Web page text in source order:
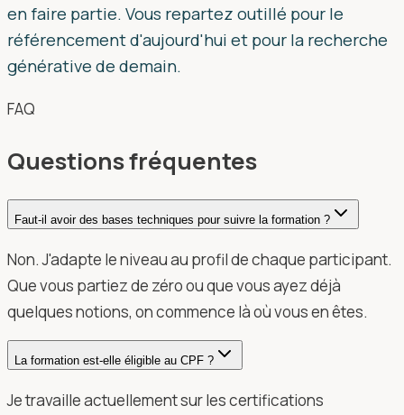
en faire partie. Vous repartez outillé pour le
référencement d'aujourd'hui et pour la recherche
générative de demain.
FAQ
Questions fréquentes
Faut-il avoir des bases techniques pour suivre la formation ?
Non. J'adapte le niveau au profil de chaque participant.
Que vous partiez de zéro ou que vous ayez déjà
quelques notions, on commence là où vous en êtes.
La formation est-elle éligible au CPF ?
Je travaille actuellement sur les certifications